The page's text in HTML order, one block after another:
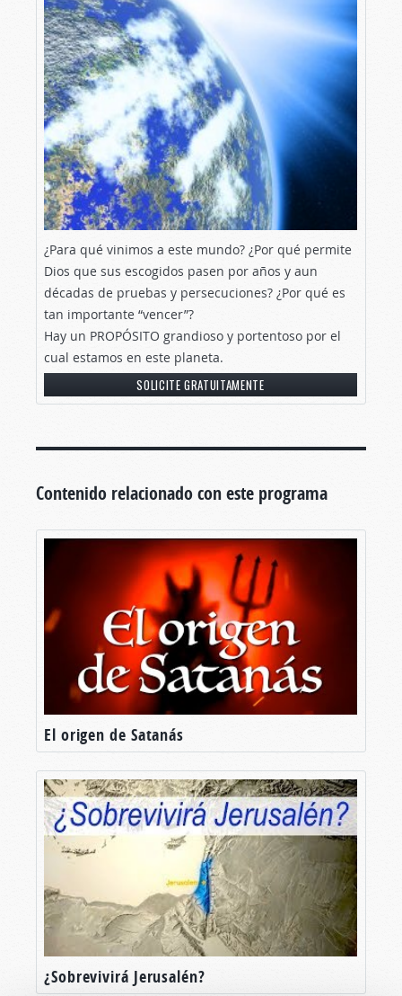
¿Para qué vinimos a este mundo? ¿Por qué permite
Dios que sus escogidos pasen por años y aun
décadas de pruebas y persecuciones? ¿Por qué es
tan importante “vencer”?
Hay un PROPÓSITO grandioso y portentoso por el
cual estamos en este planeta.
SOLICITE GRATUITAMENTE
Contenido relacionado con este programa
El origen de Satanás
¿Sobrevivirá Jerusalén?